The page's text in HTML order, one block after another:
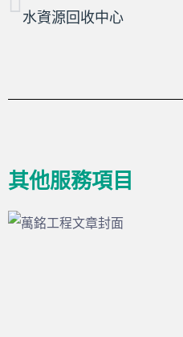
水資源回收中心
其他服務項目